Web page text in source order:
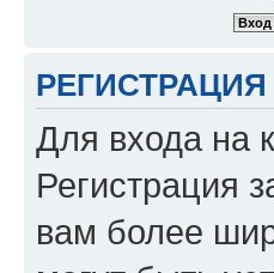
РЕГИСТРАЦИЯ
Для входа на
Регистрация
вам более